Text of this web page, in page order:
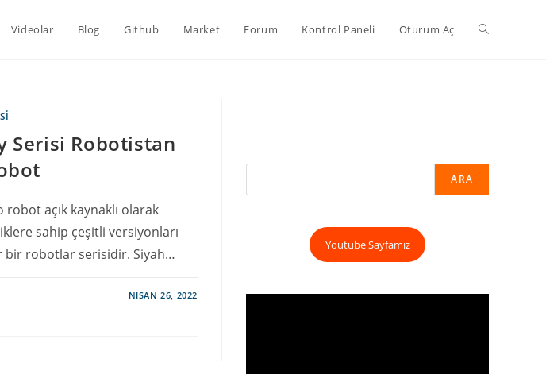
Videolar Blog Github Market Forum Kontrol Paneli Oturum Aç
Serisi Robotistan
açık kaynaklı olarak
sahip çeşitli versiyonları
bir robotlar serisidir. Siyah…
NISAN 26, 2022
ARA
Youtube Sayfamız